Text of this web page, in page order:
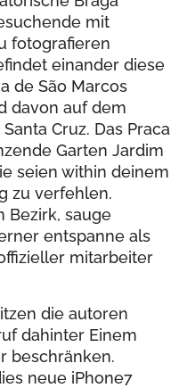
mit
fotografieren
einander diese
de São Marcos
davon auf dem
Cruz. Das Praca
Garten Jardim
seien within deinem
zu verfehlen.
Bezirk, sauge
entspanne als
mitarbeiter
die autoren
dahinter Einem
beschränken.
neue iPhone7